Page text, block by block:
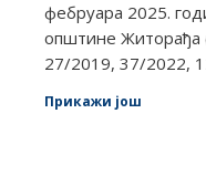
фебруара 2025.
општине Житорађа
27/2019, 37/2022,
Прикажи још